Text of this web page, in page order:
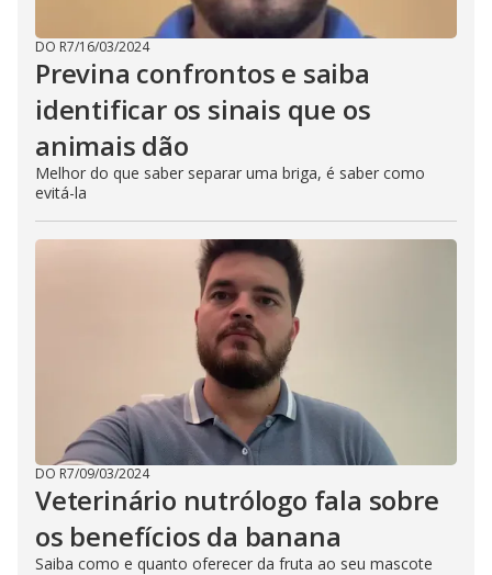
DO R7/16/03/2024
Previna confrontos e saiba
identificar os sinais que os
animais dão
Melhor do que saber separar uma briga, é saber como
evitá-la
DO R7/09/03/2024
Veterinário nutrólogo fala sobre
os benefícios da banana
Saiba como e quanto oferecer da fruta ao seu mascote